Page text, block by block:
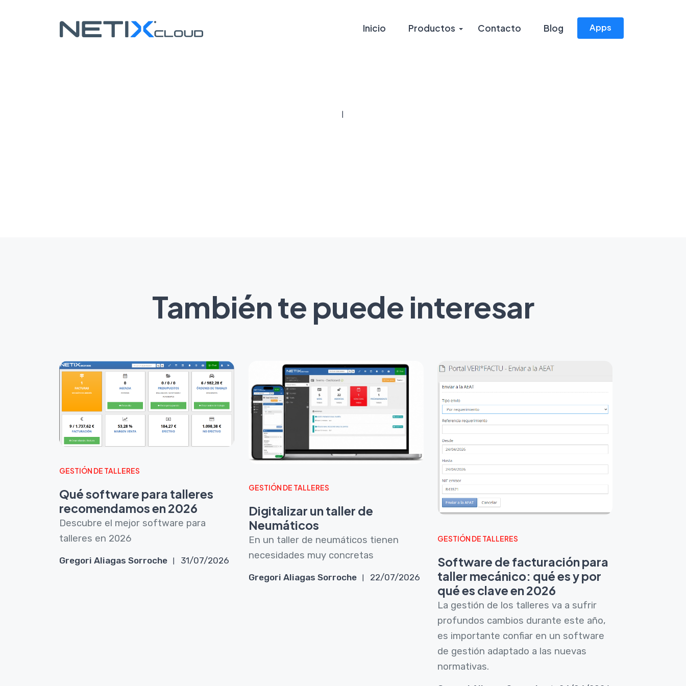
Inicio Productos Contacto Blog Apps
También te puede interesar
GESTIÓN DE TALLERES
Qué software para talleres
recomendamos en 2026
Descubre el mejor software para
talleres en 2026
Gregori Aliagas Sorroche 31/07/2026
GESTIÓN DE TALLERES
Digitalizar un taller de
Neumáticos
En un taller de neumáticos tienen
necesidades muy concretas
Gregori Aliagas Sorroche 22/07/2026
GESTIÓN DE TALLERES
Software de facturación para
taller mecánico: qué es y por
qué es clave en 2026
La gestión de los talleres va a sufrir
profundos cambios durante este año,
es importante confiar en un software
de gestión adaptado a las nuevas
normativas.